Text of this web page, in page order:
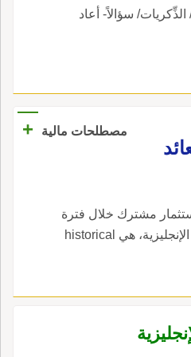
سؤالاً- أعاد
مصطلحات مالية
+
مشترك خلال فترة
محدّدة من الزمن ، في الإنجليزية، هي historical